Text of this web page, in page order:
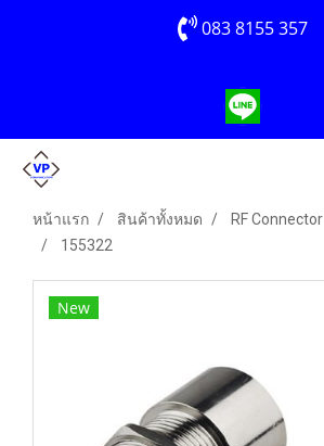
083 8155 357
หน้าแรก สินค้าทั้งหมด RF Connector
155322
New